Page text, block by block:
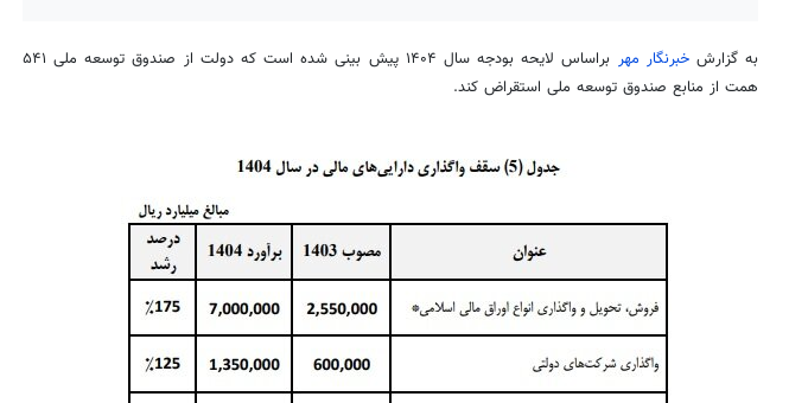
به گزارشخبرنگار مهر براساس
لایحه بودجه سال ۱۴۰۴ پیش بینی شده است که دولت از صندوق توسعه ملی ۵۴۱
همت از منابع صندوق توسعه ملی استقراض کند.